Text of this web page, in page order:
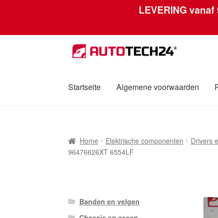
LEVERING vanaf
Ga
door
navigatie
Ga
naar
inhoud
Startseite Algemene voorwaarden
Over ons PrivacybeleidWereldwijde
Home Elektrische componenten Drivers
96476626XT 6554LF
Banden en velgen